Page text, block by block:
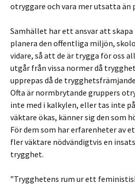
otryggare och vara mer utsatta än
Samhället har ett ansvar att
planera den offentliga miljön,
vidare, så att de är trygga för oss
utgår från vissa normer då
upprepas då de
Ofta är normbrytande gruppers
inte med i kalkylen, eller tas inte
väktare ökas, känner sig den som
För dem som har erfarenheter av
fler väktare nödvändigtvis en
trygghet.
”Trygghetens rum ur ett